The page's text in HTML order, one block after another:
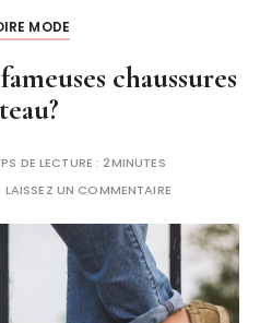
MODE
chaussures
DE LECTURE :2MINUTES
LAISSEZ UN COMMENTAIRE